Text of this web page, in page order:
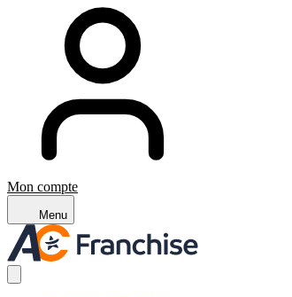
Mon compte
Menu